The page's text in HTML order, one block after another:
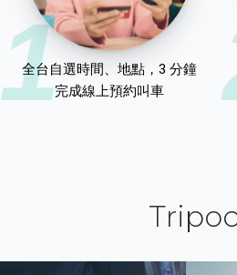
1
全台自選時間、地點，3 分鐘
完成線上預約叫車